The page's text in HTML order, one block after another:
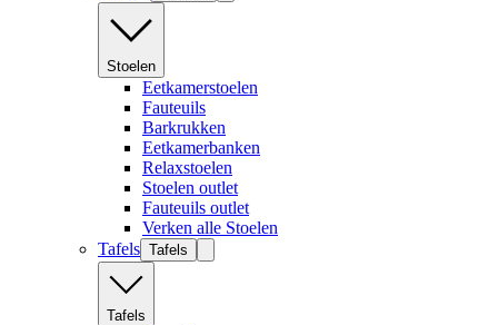
Stoelen
Eetkamerstoelen
Fauteuils
Barkrukken
Eetkamerbanken
Relaxstoelen
Stoelen outlet
Fauteuils outlet
Verken alle Stoelen
Tafels Tafels
Tafels